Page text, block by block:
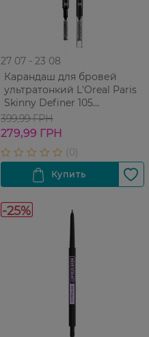
27 07 - 23 08
Карандаш для бровей
ультратонкий L'Oreal Paris
Skinny Definer 105
Коричневый 1 шт
399,99 ГРН
279,99 ГРН
-25%